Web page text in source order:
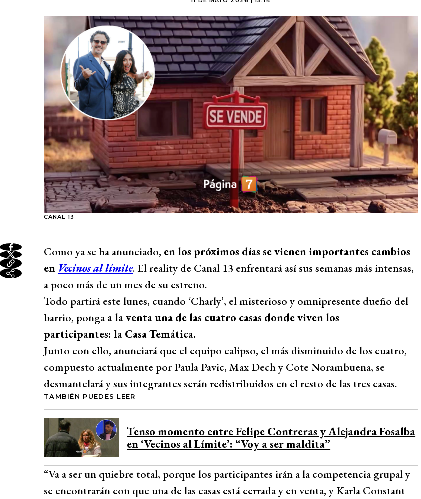
CANAL 13
Como ya se ha anunciado, en los próximos días se vienen importantes cambios
en Vecinos al límite. El reality de Canal 13 enfrentará así sus semanas más intensas,
a poco más de un mes de su estreno.
Todo partirá este lunes, cuando ‘Charly’, el misterioso y omnipresente dueño del
barrio, ponga a la venta una de las cuatro casas donde viven los
participantes: la Casa Temática.
Junto con ello, anunciará que el equipo calipso, el más disminuido de los cuatro,
compuesto actualmente por Paula Pavic, Max Dech y Cote Norambuena, se
desmantelará y sus integrantes serán redistribuidos en el resto de las tres casas.
TAMBIÉN PUEDES LEER
Tenso momento entre Felipe Contreras y Alejandra Fosalba
en ‘Vecinos al Límite’: “Voy a ser maldita”
“Va a ser un quiebre total, porque los participantes irán a la competencia grupal y
se encontrarán con que una de las casas está cerrada y en venta, y Karla Constant